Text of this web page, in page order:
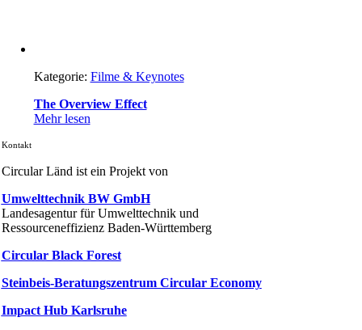
Kategorie: Filme & Keynotes
The Overview Effect
Mehr lesen
Kontakt
Circular Länd ist ein Projekt von
Umwelttechnik BW GmbH
Landesagentur für Umwelttechnik und
Ressourceneffizienz Baden-Württemberg
Circular Black Forest
Steinbeis-Beratungszentrum Circular Economy
Impact Hub Karlsruhe